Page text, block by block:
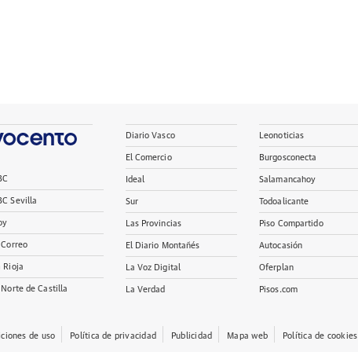
Sevilla
Correo
Rioja
Norte de Castilla
Diario Vasco
El Comercio
Ideal
Sur
Las Provincias
El Diario Montañés
La Voz Digital
La Verdad
Leonoticias
Burgosconecta
Salamancahoy
Todoalicante
Piso Compartido
Autocasión
Oferplan
Pisos.com
de uso Política de privacidad Publicidad Mapa web Política de cookies